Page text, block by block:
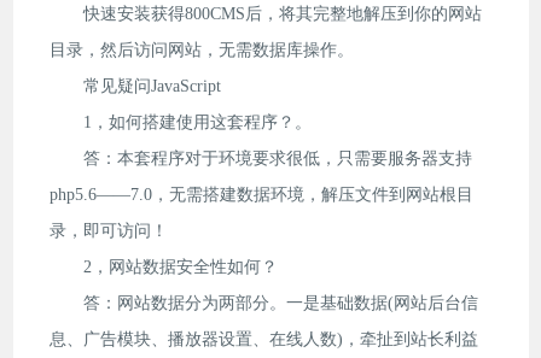
快速安装获得800CMS后，将其完整地解压到你的网站
目录，然后访问网站，无需数据库操作。
常见疑问JavaScript
1，如何搭建使用这套程序？。
答：本套程序对于环境要求很低，只需要服务器支持
php5.6——7.0，无需搭建数据环境，解压文件到网站根目
录，即可访问！
2，网站数据安全性如何？
答：网站数据分为两部分。一是基础数据(网站后台信
息、广告模块、播放器设置、在线人数)，牵扯到站长利益